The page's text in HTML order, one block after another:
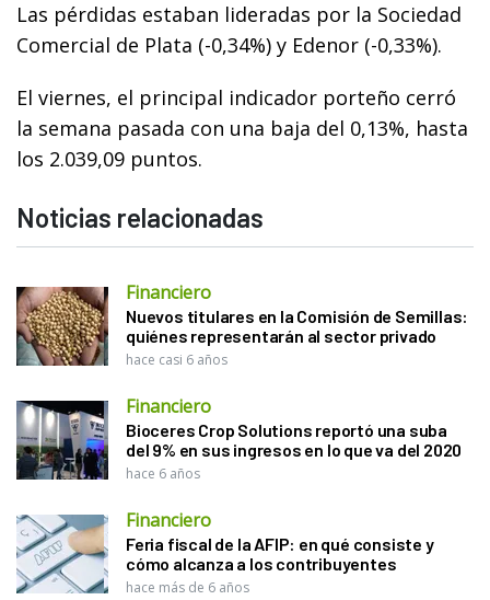
Las pérdidas estaban lideradas por la Sociedad
Comercial de Plata (-0,34%) y Edenor (-0,33%).
El viernes, el principal indicador porteño cerró
la semana pasada con una baja del 0,13%, hasta
los 2.039,09 puntos.
Noticias relacionadas
Financiero
Nuevos titulares en la Comisión de Semillas:
quiénes representarán al sector privado
hace casi 6 años
Financiero
Bioceres Crop Solutions reportó una suba
del 9% en sus ingresos en lo que va del 2020
hace 6 años
Financiero
Feria fiscal de la AFIP: en qué consiste y
cómo alcanza a los contribuyentes
hace más de 6 años